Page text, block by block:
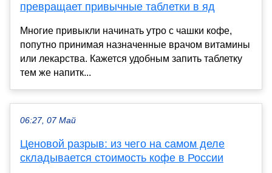
превращает привычные таблетки в яд
Многие привыкли начинать утро с чашки кофе,
попутно принимая назначенные врачом витамины
или лекарства. Кажется удобным запить таблетку
тем же напитк...
06:27, 07 Май
Ценовой разрыв: из чего на самом деле
складывается стоимость кофе в России